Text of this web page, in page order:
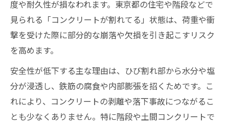
度や耐久性が損なわれます。東京都の住宅や階段などで
見られる「コンクリートが割れてる」状態は、荷重や衝
撃を受けた際に部分的な崩落や欠損を引き起こすリスク
を高めます。
安全性が低下する主な理由は、ひび割れ部から水分や塩
分が浸透し、鉄筋の腐食や内部膨張を招くためです。こ
れにより、コンクリートの剥離や落下事故につながるこ
とも少なくありません。特に階段や土間コンクリートで